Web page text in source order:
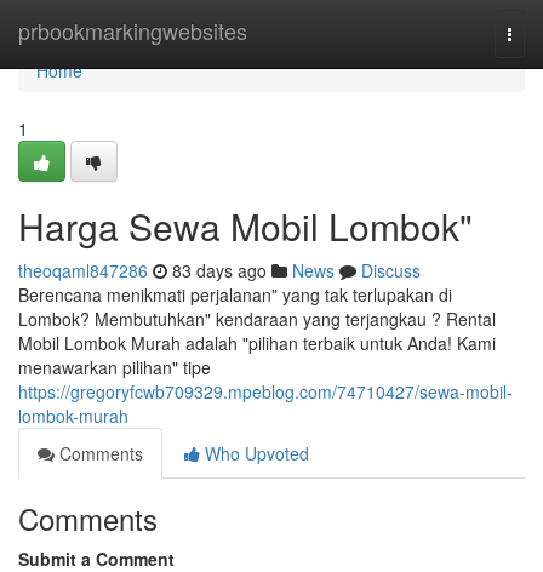
prbookmarkingwebsites
Home
Home
1
Harga Sewa Mobil Lombok"
theoqaml847286 83 days ago News
Discuss
Berencana menikmati perjalanan" yang tak terlupakan di
Lombok? Membutuhkan" kendaraan yang terjangkau ? Rental
Mobil Lombok Murah adalah "pilihan terbaik untuk Anda! Kami
menawarkan pilihan" tipe
https://gregoryfcwb709329.mpeblog.com/74710427/sewa-mobil-
lombok-murah
Comments
Who Upvoted
Comments
Submit a Comment